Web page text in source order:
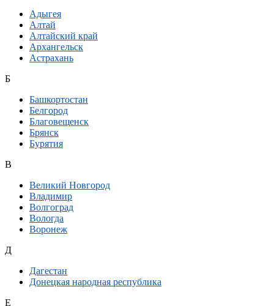
Адыгея
Алтай
Алтайский край
Архангельск
Астрахань
Б
Башкортостан
Белгород
Благовещенск
Брянск
Бурятия
В
Великий Новгород
Владимир
Волгоград
Вологда
Воронеж
Д
Дагестан
Донецкая народная республика
Е